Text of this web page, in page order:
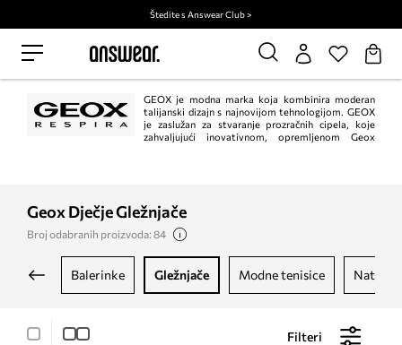
Štedite s Answear Club >
GEOX je modna marka koja kombinira moderan
talijanski dizajn s najnovijom tehnologijom. GEOX
je zaslužan za stvaranje prozračnih cipela, koje
zahvaljujući inovativnom, opremljenom Geox
Geox Dječje Gležnjače
Broj odabranih proizvoda: 84
balerinke gležnjače modne tenisice
Filteri